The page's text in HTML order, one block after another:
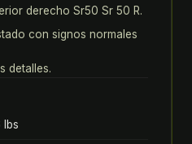
derecho Sr50 Sr 50 R.
con signos normales
detalles.
lbs